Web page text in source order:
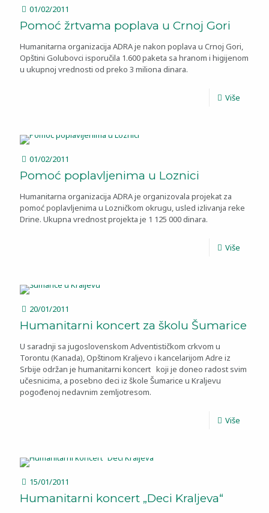
01/02/2011
Pomoć žrtvama poplava u Crnoj Gori
Humanitarna organizacija ADRA je nakon poplava u Crnoj Gori,
Opštini Golubovci isporučila 1.600 paketa sa hranom i higijenom
u ukupnoj vrednosti od preko 3 miliona dinara.
Više
01/02/2011
Pomoć poplavljenima u Loznici
Humanitarna organizacija ADRA je organizovala projekat za
pomoć poplavljenima u Lozničkom okrugu, usled izlivanja reke
Drine. Ukupna vrednost projekta je 1 125 000 dinara.
Više
20/01/2011
Humanitarni koncert za školu Šumarice
U saradnji sa jugoslovenskom Adventističkom crkvom u
Torontu (Kanada), Opštinom Kraljevo i kancelarijom Adre iz
Srbije održan je humanitarni koncert koji je doneo radost svim
učesnicima, a posebno deci iz škole Šumarice u Kraljevu
pogođenoj nedavnim zemljotresom.
Više
15/01/2011
Humanitarni koncert „Deci Kraljeva“